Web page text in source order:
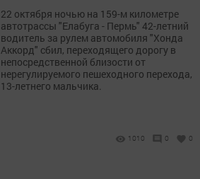
22 октября ночью на 159-м километре
автотрассы "Елабуга - Пермь" 42-летний
водитель за рулем автомобиля "Хонда
Аккорд" сбил, переходящего дорогу в
непосредственной близости от
нерегулируемого пешеходного перехода,
13-летнего мальчика.
1010 0 0